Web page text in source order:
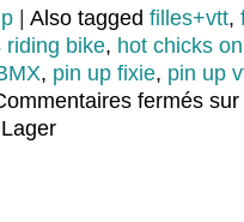
Also tagged filles+vtt,
riding bike, hot chicks
, pin up fixie, pin up
fermés sur